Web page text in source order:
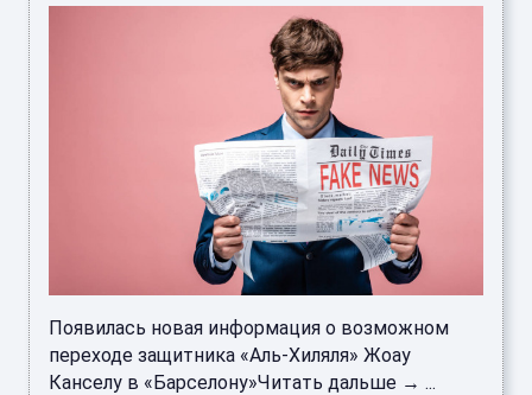
Появилась новая информация о возможном
переходе защитника «Аль-Хиляля» Жоау
Канселу в «Барселону»Читать дальше → ...